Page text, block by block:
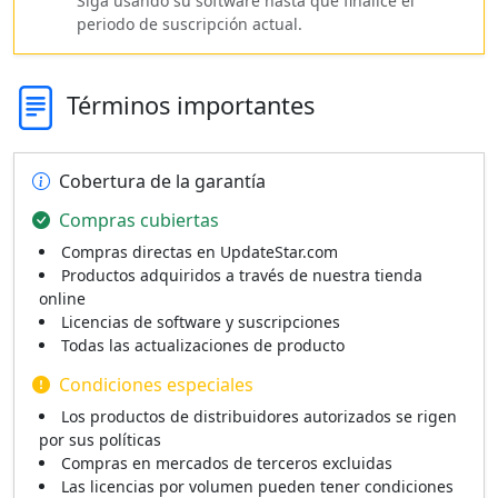
periodo de suscripción actual.
Términos importantes
Cobertura de la garantía
Compras cubiertas
Compras directas en UpdateStar.com
Productos adquiridos a través de nuestra tienda
online
Licencias de software y suscripciones
Todas las actualizaciones de producto
Condiciones especiales
Los productos de distribuidores autorizados se rigen
por sus políticas
Compras en mercados de terceros excluidas
Las licencias por volumen pueden tener condiciones